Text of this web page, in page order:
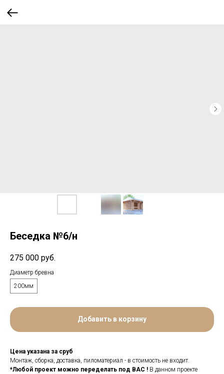
Беседка №6/н
275 000 руб.
Диаметр бревна
200мм
Добавить в корзину
Цена указана за сруб
Монтаж, сборка, доставка, пиломатериал - в стоимость не входит.
*Любой проект можно переделать под ВАС ! В данном проекте